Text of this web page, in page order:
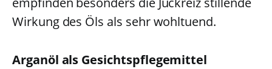
Wirkung des Öls als sehr wohltuend.
Arganöl als Gesichtspflegemittel